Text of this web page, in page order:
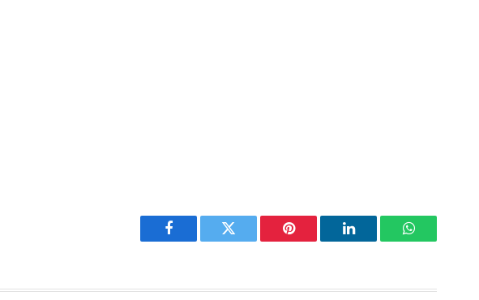
Facebook Twitter Pinterest LinkedIn WhatsApp